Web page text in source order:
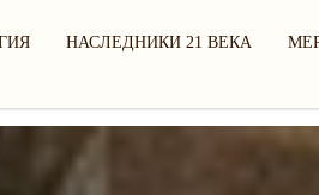
НАСЛЕДНИКИ 21 ВЕКА